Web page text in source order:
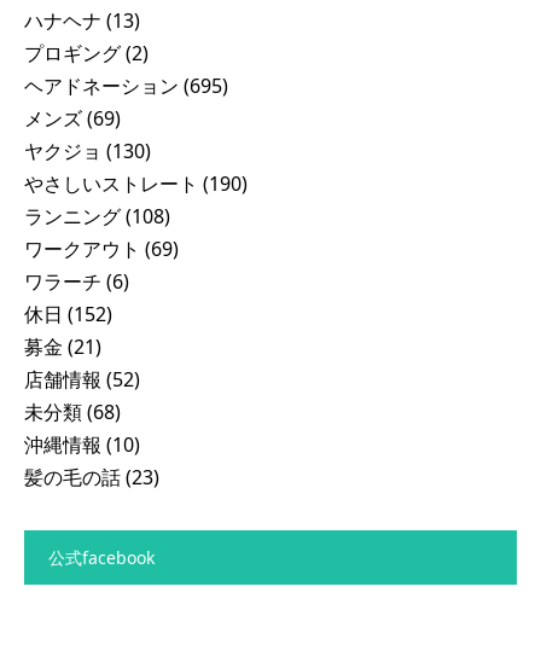
ハナヘナ (13)
プロギング(2)
ヘアドネーション (695)
メンズ(69)
ヤクジョ (130)
やさしいストレート (190)
ランニング(108)
ワークアウト (69)
ワラーチ (6)
休日 (152)
募金 (21)
店舗情報 (52)
未分類(68)
沖縄情報 (10)
髪の毛の話(23)
公式facebook